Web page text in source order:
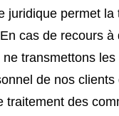
juridique permet la
cas de recours à
transmettons
de nos
traitement des